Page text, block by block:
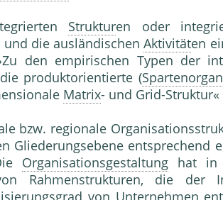
Strukturen oder
und die ausländischenAktivitäten
den empirischen Typen der
produktorientierte (
Matrix- und Grid-Struktur«
bzw. regionale
Gliederungsebene entsprechend
Organisationsgestaltung hat in
Rahmenstrukturen, die der
von Unternehmen